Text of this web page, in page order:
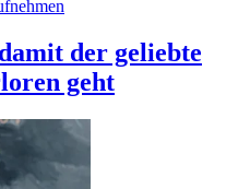
der geliebte
geht